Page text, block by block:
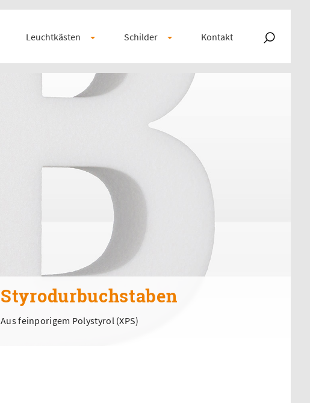
Leuchtkästen Schilder Kontakt
Styrodurbuchstaben
Aus feinporigem Polystyrol (XPS)